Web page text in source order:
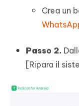
Crea un
Passo 2.
[Ripara il